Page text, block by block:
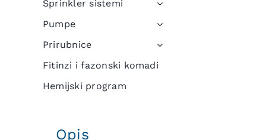
Sprinkler sistemi
Pumpe
Prirubnice
Fitinzi i fazonski komadi
Hemijski program
Opis